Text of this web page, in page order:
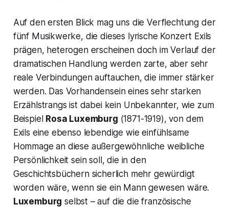
Auf den ersten Blick mag uns die Verflechtung der
fünf Musikwerke, die dieses lyrische Konzert Exils
prägen, heterogen erscheinen doch im Verlauf der
dramatischen Handlung werden zarte, aber sehr
reale Verbindungen auftauchen, die immer stärker
werden. Das Vorhandensein eines sehr starken
Erzählstrangs ist dabei kein Unbekannter, wie zum
Beispiel Rosa Luxemburg (1871-1919), von dem
Exils eine ebenso lebendige wie einfühlsame
Hommage an diese außergewöhnliche weibliche
Persönlichkeit sein soll, die in den
Geschichtsbüchern sicherlich mehr gewürdigt
worden wäre, wenn sie ein Mann gewesen wäre.
Luxemburg selbst – auf die die französische